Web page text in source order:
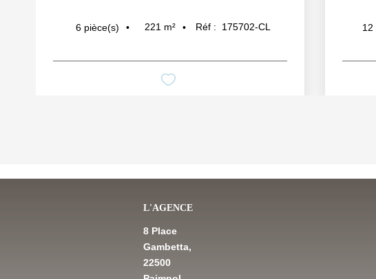
6 pièce(s) 221 m² Réf : 175702-CL 12
L'AGENCE
8 Place
Gambetta,
22500